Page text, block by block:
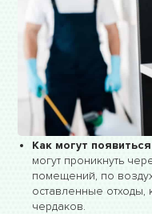
Как могут
могут проникнуть
помещений, по
оставленные отходы,
чердаков.